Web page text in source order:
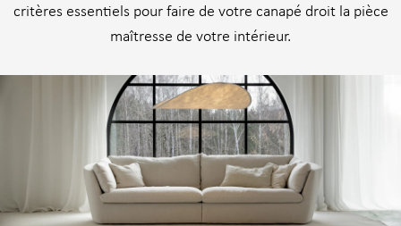
critères essentiels pour faire de votre canapé droit la pièce
maîtresse de votre intérieur.